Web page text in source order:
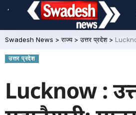
,
Swadesh News >राज्य>उत्तर प्रदेश>
उत्तर प्रदेश
Lucknow :